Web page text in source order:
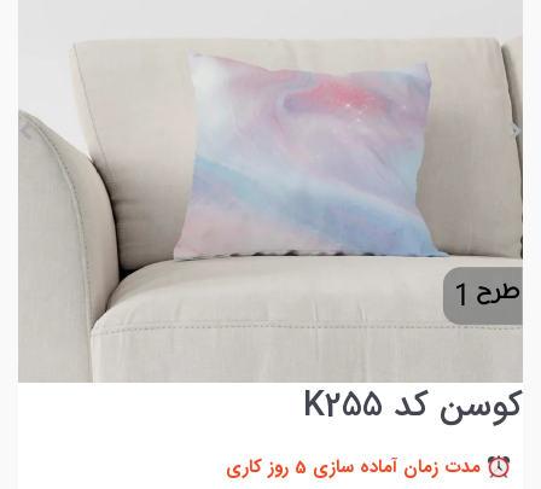
کوسن کد K255
مدت زمان آماده سازی 5 روز کاری